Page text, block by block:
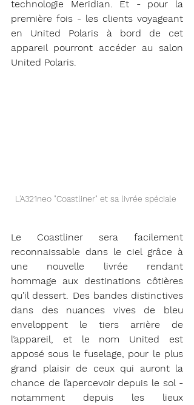
technologie Meridian. Et - pour la
première fois - les clients voyageant
en United Polaris à bord de cet
appareil pourront accéder au salon
United Polaris.
L'A321neo "Coastliner" et sa livrée spéciale
Le Coastliner sera facilement
reconnaissable dans le ciel grâce à
une nouvelle livrée rendant
hommage aux destinations côtières
qu’il dessert. Des bandes distinctives
dans des nuances vives de bleu
enveloppent le tiers arrière de
l’appareil, et le nom United est
apposé sous le fuselage, pour le plus
grand plaisir de ceux qui auront la
chance de l’apercevoir depuis le sol -
notamment depuis les lieux